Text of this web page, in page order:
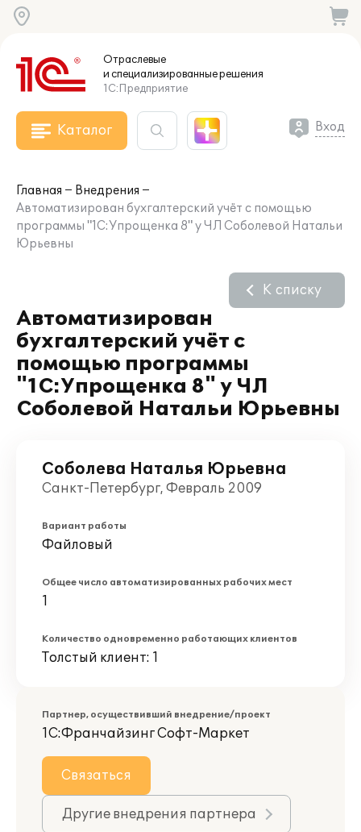
Отраслевые
и специализированныерешения
1С:Предприятие
Каталог Вход
Главная
Внедрения
Автоматизирован бухгалтерский учёт с помощью
программы "1С:Упрощенка 8" у ЧЛ Соболевой Натальи
Юрьевны
Автоматизирован
бухгалтерский учёт с
помощью программы
"1С:Упрощенка 8" у ЧЛ
Соболевой Натальи Юрьевны
К списку
Соболева Наталья Юрьевна
Санкт-Петербург, Февраль 2009
Вариант работы
Файловый
Общее число автоматизированных рабочих мест
1
Количество одновременно работающих клиентов
Толстый клиент: 1
Партнер, осуществивший внедрение/проект
1С:Франчайзинг Софт-Маркет
Связаться
Другие внедрения партнера